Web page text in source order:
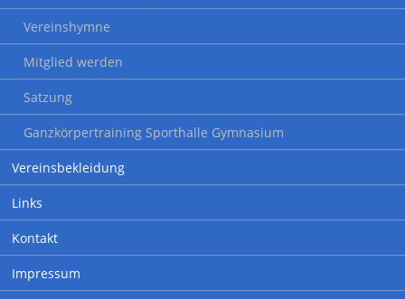
Vereinshymne
Mitglied werden
Satzung
Ganzkörpertraining Sporthalle Gymnasium
Vereinsbekleidung
Links
Kontakt
Impressum